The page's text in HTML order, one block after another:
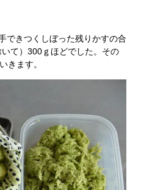
できつくしぼった残りかすの合
て）300ｇほどでした。その
きます。